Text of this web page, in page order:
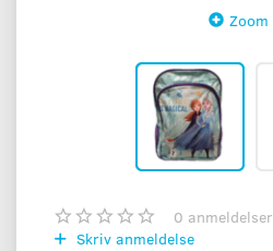
Zoom
0 anmeldelser
Skriv anmeldelse